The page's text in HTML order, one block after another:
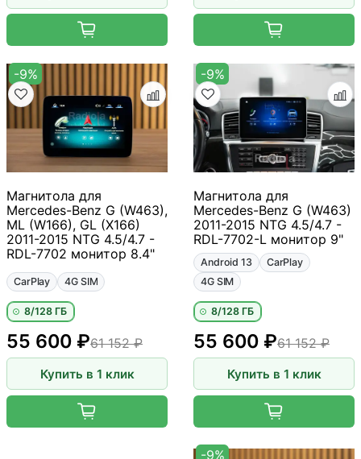
-9%
Магнитола для
Mercedes-Benz G (W463),
ML (W166), GL (X166)
2011-2015 NTG 4.5/4.7 -
RDL-7702 монитор 8.4"
CarPlay 4G SIM
8/128 ГБ
61 152 ₽
55 600 ₽
Купить в 1 клик
-9%
Магнитола для
Mercedes-Benz G (W463)
2011-2015 NTG 4.5/4.7 -
RDL-7702-L монитор 9"
Android 13
CarPlay
4G SIM
8/128 ГБ
61 152 ₽
55 600 ₽
Купить в 1 клик
-9%